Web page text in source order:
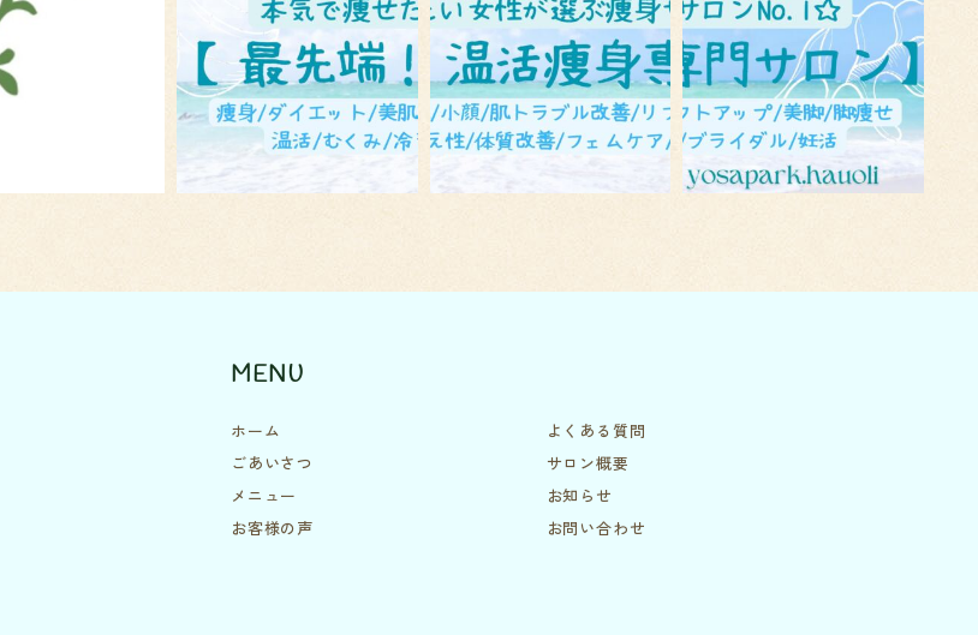
MENU
ホーム
ごあいさつ
メニュー
お客様の声
よくある質問
サロン概要
お知らせ
お問い合わせ